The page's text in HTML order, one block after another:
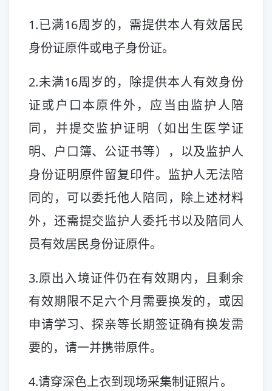
1.已满16周岁的，需提供本人有效居民
身份证原件或电子身份证。
2.未满16周岁的，除提供本人有效身份
证或户口本原件外，应当由监护人陪
同，并提交监护证明（如出生医学证
明、户口簿、公证书等），以及监护人
身份证明原件留复印件。监护人无法陪
同的，可以委托他人陪同，除上述材料
外，还需提交监护人委托书以及陪同人
员有效居民身份证原件。
3.原出入境证件仍在有效期内，且剩余
有效期限不足六个月需要换发的，或因
申请学习、探亲等长期签证确有换发需
要的，请一并携带原件。
4.请穿深色上衣到现场采集制证照片。